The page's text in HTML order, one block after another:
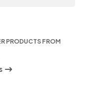
PRODUCTS FROM